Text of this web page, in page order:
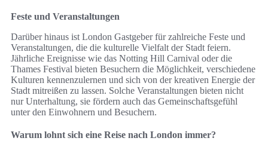
Feste und Veranstaltungen
Darüber hinaus ist London Gastgeber für zahlreiche Feste und
Veranstaltungen, die die kulturelle Vielfalt der Stadt feiern.
Jährliche Ereignisse wie das Notting Hill Carnival oder die
Thames Festival bieten Besuchern die Möglichkeit, verschiedene
Kulturen kennenzulernen und sich von der kreativen Energie der
Stadt mitreißen zu lassen. Solche Veranstaltungen bieten nicht
nur Unterhaltung, sie fördern auch das Gemeinschaftsgefühl
unter den Einwohnern und Besuchern.
Warum lohnt sich eine Reise nach London immer?